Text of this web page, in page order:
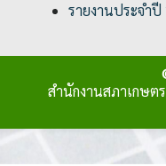
รายงานประจำปี
สำนักงานสภาเกษต